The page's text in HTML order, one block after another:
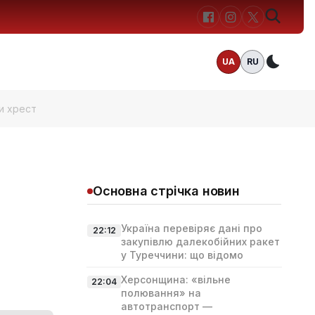
UA RU
хрест
Основна стрічка новин
22:12 Україна перевіряє дані про
закупівлю далекобійних ракет
у Туреччини: що відомо
22:04 Херсонщина: «вільне
полювання» на
автотранспорт —